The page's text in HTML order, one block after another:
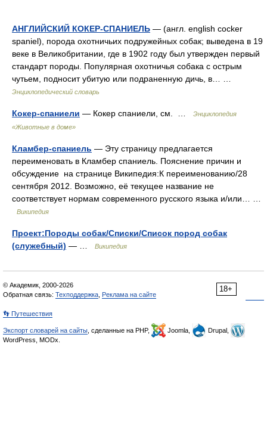
АНГЛИЙСКИЙ КОКЕР-СПАНИЕЛЬ — (англ. english cocker
spaniel), порода охотничьих подружейных собак; выведена в 19
веке в Великобритании, где в 1902 году был утвержден первый
стандарт породы. Популярная охотничья собака с острым
чутьем, подносит убитую или подраненную дичь, в… …
Энциклопедический словарь
Кокер-спаниели — Кокер спаниели, см. …
Энциклопедия
«Животные в доме»
Кламбер-спаниель — Эту страницу предлагается
переименовать в Кламбер спаниель. Пояснение причин и
обсуждение на странице Википедия:К переименованию/28
сентября 2012. Возможно, её текущее название не
соответствует нормам современного русского языка и/или… …
Википедия
Проект:Породы собак/Списки/Список пород собак
(служебный) — … Википедия
18+
© Академик, 2000-2026
Обратная связь: Техподдержка, Реклама на сайте
👣 Путешествия
Экспорт словарей на сайты, сделанные на PHP, Joomla,
Drupal,
WordPress, MODx.